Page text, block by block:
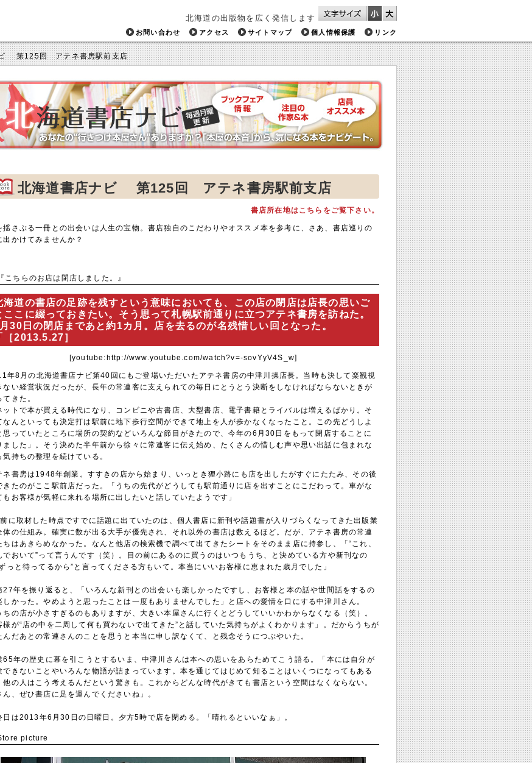
北海道の出版物を広く発信します
お問い合わせ アクセス サイトマップ 個人情報保護 リンク
ビ 第125回 アテネ書房駅前支店
北海道書店ナビ 第125回 アテネ書房駅前支店
書店所在地はこちらをご覧下さい。
揺さぶる一冊との出会いは人生の宝物。書店独自のこだわりやオススメ本を参考に、さあ、書店巡りの
出かけてみませんか？
『こちらのお店は閉店しました。』
海道の書店の足跡を残すという意味においても、この店の閉店は店長の思いご
ここに綴っておきたい。そう思って札幌駅前通りに立つアテネ書房を訪ねた。
30日の閉店まであと約1カ月。店を去るのが名残惜しい回となった。
［2013.5.27］
[youtube:http://www.youtube.com/watch?v=-sovYyV4S_w]
年8月の北海道書店ナビ第40回にもご登場いただいたアテネ書房の中津川操店長。当時も決して楽観視
ない経営状況だったが、長年の常連客に支えられての毎日にとうとう決断をしなければならないときが
てきた。
ットで本が買える時代になり、コンビニや古書店、大型書店、電子書籍とライバルは増えるばかり。そ
なんといっても決定打は駅前に地下歩行空間ができて地上を人が歩かなくなったこと。この先どうしよ
思っていたところに場所の契約などいろんな節目がきたので、今年の6月30日をもって閉店することに
ました」。そう決めた半年前から徐々に常連客に伝え始め、たくさんの惜しむ声や思い出話に包まれな
気持ちの整理を続けている。
ネ書房は1948年創業。すすきの店から始まり、いっとき狸小路にも店を出したがすぐにたたみ、その後
きたのがここ駅前店だった。「うちの先代がどうしても駅前通りに店を出すことにこだわって。車がな
もお客様が気軽に来れる場所に出したいと話していたようです」
に取材した時点ですでに話題に出ていたのは、個人書店に新刊や話題書が入りづらくなってきた出版業
体の仕組み。確実に数が出る大手が優先され、それ以外の書店は数えるほど。だが、アテネ書房の常連
ちはあきらめなかった。なんと他店の検索機で調べて出てきたシートをそのまま店に持参し、「“これ、
でおいて”って言うんです（笑）。目の前にあるのに買うのはいつもうち、と決めている方や新刊なの
っと待ってるから”と言ってくださる方もいて。本当にいいお客様に恵まれた歳月でした」
27年を振り返ると、「いろんな新刊との出会いも楽しかったですし、お客様と本の話や世間話をするの
しかった。やめようと思ったことは一度もありませんでした」と店への愛情を口にする中津川さん。
ちの店が小さすぎるのもありますが、大きい本屋さんに行くとどうしていいかわからなくなる（笑）。
様が“店の中を二周して何も買わないで出てきた”と話していた気持ちがよくわかります」。だからうちが
んだあとの常連さんのことを思うと本当に申し訳なくて、と残念そうにつぶやいた。
65年の歴史に幕を引こうとするいま、中津川さんは本への思いをあらためてこう語る。「本には自分が
できないことやいろんな物語が詰まっています。本を通じてはじめて知ることはいくつになってもある
他の人はこう考えるんだという驚きも。これからどんな時代がきても書店という空間はなくならない。
ん、ぜひ書店に足を運んでくださいね」。
日は2013年6月30日の日曜日。夕方5時で店を閉める。「晴れるといいなぁ」。
picture